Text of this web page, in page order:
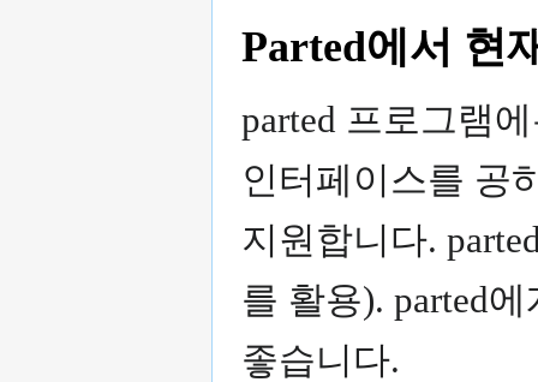
Parted에서 현
parted 프로그램
인터페이스를 공
지원합니다.
를 활용). parted
좋습니다.